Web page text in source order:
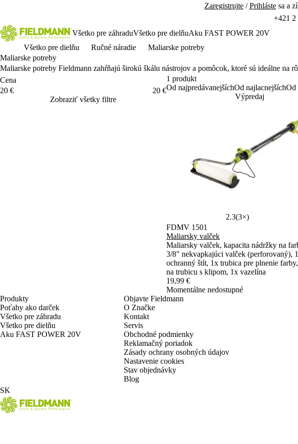
Zaregistrujte/Prihlástesa a
+421 2
Všetko pre záhraduVšetko pre dielňuAku FAST POWER 20V
Všetko pre dielňu
Ručné náradie
Maliarske potreby
Maliarske potreby
Maliarske potreby Fieldmann zahŕňajú širokú škálu nástrojov a pomôcok, ktoré sú ideálne na
Cena
Cena
20 €
20 €
Zobraziť všetky filtre
1 produkt
Od najpredávanejšíchOd najlacnejšíchOd
Výpredaj
2.3(3×)
FDMV 1501
Maliarsky valček
Maliarsky valček, kapacita nádržky na
3/8" nekvapkajúci valček (perforovaný),
ochranný štít, 1x trubica pre plnenie
na trubicu s klipom, 1x vazelína
19,99 €
Momentálne nedostupné
Produkty
Poťahy ako darček
Všetko pre záhradu
Všetko pre dielňu
Aku FAST POWER 20V
Objavte Fieldmann
O Značke
Kontakt
Servis
Obchodné podmienky
Reklamačný poriadok
Zásady ochrany osobných údajov
Nastavenie cookies
Stav objednávky
Blog
SK